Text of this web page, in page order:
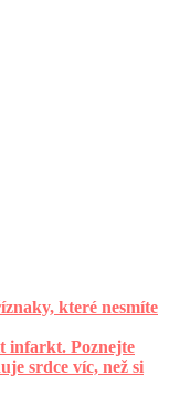
které nesmíte
infarkt. Poznejte
srdce víc, než si